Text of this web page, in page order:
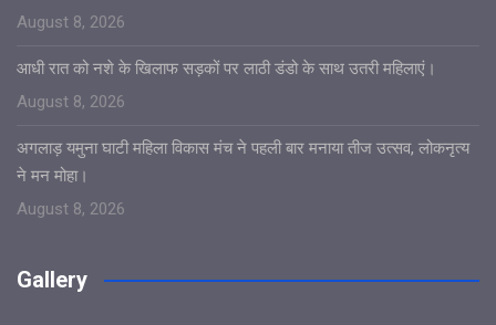
August 8, 2026
आधी रात को नशे के खिलाफ सड़कों पर लाठी डंडो के साथ उतरी महिलाएं।
August 8, 2026
अगलाड़ यमुना घाटी महिला विकास मंच ने पहली बार मनाया तीज उत्सव, लोकनृत्य
ने मन मोहा।
August 8, 2026
Gallery